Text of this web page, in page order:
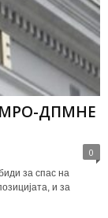
ДПМНЕ
0
за спас на
и за